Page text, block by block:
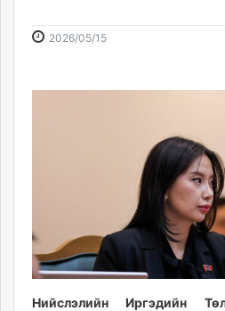
Baabar.mn
ergelt.mn
zarig.mn
today.mn
zuv.mn
2026/05/152026-
2026-
Нийслэлийн Иргэдийн